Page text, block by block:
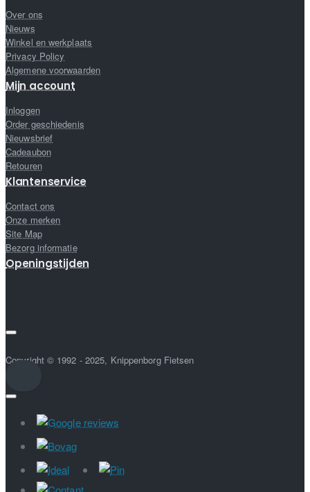
Over ons
Nieuws
Winkel en werkplaats
Privacy Policy
Algemene voorwaarden
Mijn account
Inloggen
Order geschiedenis
Nieuwsbrief
Cadeaubon
Retouren
Klantenservice
Contact ons
Onze merken
Site Map
Bezorg informatie
Openingstijden
Copyright © 1992 - 2025, Knippenborg Fietsen